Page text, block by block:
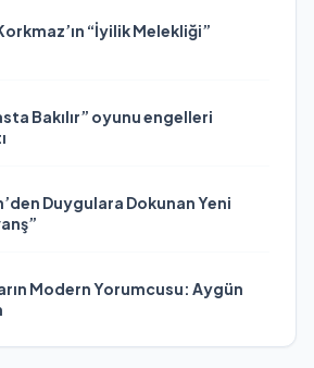
“İyilik Melekliği”
Bakılır” oyunu engelleri
Duygulara Dokunan Yeni
Modern Yorumcusu: Aygün